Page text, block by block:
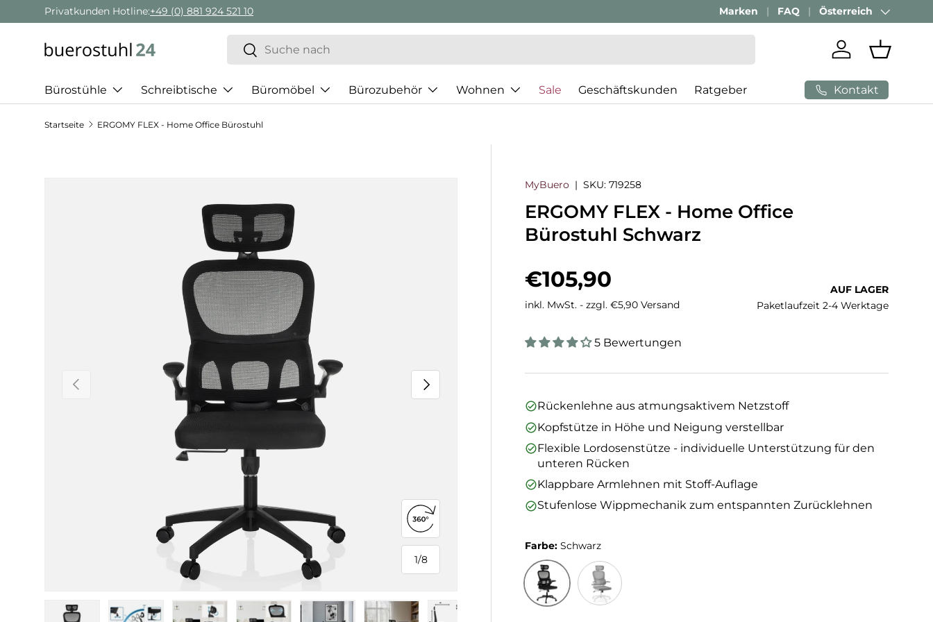
Direkt zum Inhalt
Privatkunden Hotline:+49 (0) 881 924 521 10 Marken FAQ Land/Region
Österreich
Suchen
Suchen
Einloggen
Bürostühle Schreibtische Büromöbel Bürozubehör Wohnen Sale Geschäftskunden Ratgeber Kontakt
Startseite ERGOMY FLEX - Home Office Bürostuhl
Zu Produktinformationen springen
Vorherige
1/
von
8
Nächste
360°-Ansicht öffnen
MyBuero |SKU: 719258
ERGOMY FLEX - Home Office
Bürostuhl Schwarz
Normaler Preis
€105,90
inkl. MwSt. - zzgl. €5,90 Versand
AUF LAGER
Paketlaufzeit 2-4 Werktage
5 Bewertungen
Rückenlehne aus atmungsaktivem Netzstoff
Kopfstütze in Höhe und Neigung verstellbar
Flexible Lordosenstütze - individuelle Unterstützung für den
unteren Rücken
Klappbare Armlehnen mit Stoff-Auflage
Stufenlose Wippmechanik zum entspannten Zurücklehnen
Farbe:Schwarz
Schwarz